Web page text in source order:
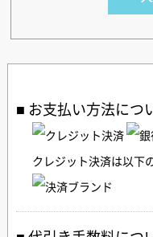
お支払い方法につ
クレジット決済は以下